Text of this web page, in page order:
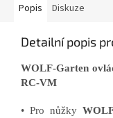
Popis Diskuze
Detailní popis
WOLF-Garten
RC-VM
• Pro nůžky